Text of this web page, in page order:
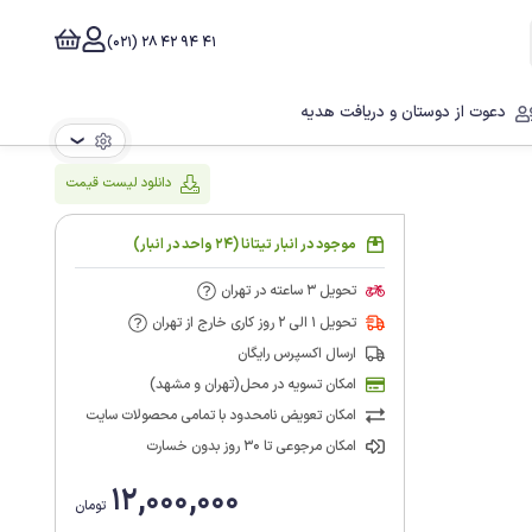
41 94 42 28 (021)
دعوت از دوستان و دریافت هدیه
❯
دانلود لیست قیمت
موجود در انبار تیتانا (24 واحد در انبار)
تحویل 3 ساعته در تهران
تحویل 1 الی 2 روز کاری خارج از تهران
ارسال اکسپرس رایگان
امکان تسویه در محل(تهران و مشهد)
امکان تعویض نامحدود با تمامی محصولات سایت
امکان مرجوعی تا 30 روز بدون خسارت
12,000,000 تومان